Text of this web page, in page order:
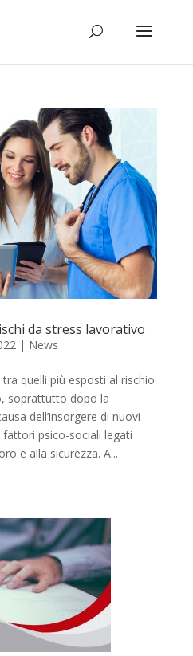
da stress lavorativo
| News
quelli più esposti al rischio
soprattutto dopo la
dell’insorgere di nuovi
psico-sociali legati
e alla sicurezza. A...